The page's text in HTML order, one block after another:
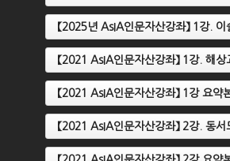
미술
【2025년 AsIA인문자산강좌】 1강.
【2021 AsIA인문자산강좌】 1강. 해
【2021 AsIA인문자산강좌】 1강 요
【2021 AsIA인문자산강좌】 2강. 동